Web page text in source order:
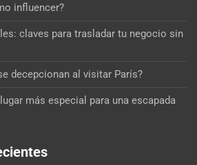
influencer?
claves para trasladar tu negocio sin
decepcionan al visitar París?
más especial para una escapada